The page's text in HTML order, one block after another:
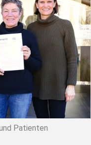
Patienten